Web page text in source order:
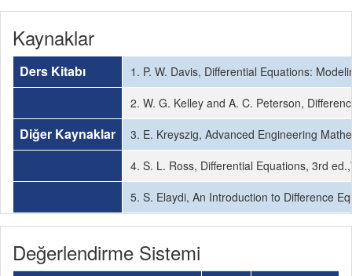
Kaynaklar
Ders Kitabı
1. P. W. Davis, Differential Equations:
2. W. G. Kelley and A. C. Peterson,
Diğer Kaynaklar
3. E. Kreyszig, Advanced Engineering
4. S. L. Ross, Differential Equations, 3rd
5. S. Elaydi, An Introduction to Difference
Değerlendirme Sistemi